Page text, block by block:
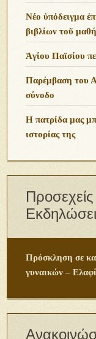
Νέο ὑπόδειγμα
βιβλίων τοῦ
Ἁγίου Παϊσίου
Παρέμβαση του
σύνοδο
Η πατρίδα μας
ιστορίας της
Προσεχείς
Πρόσκληση σε
γυναικών –